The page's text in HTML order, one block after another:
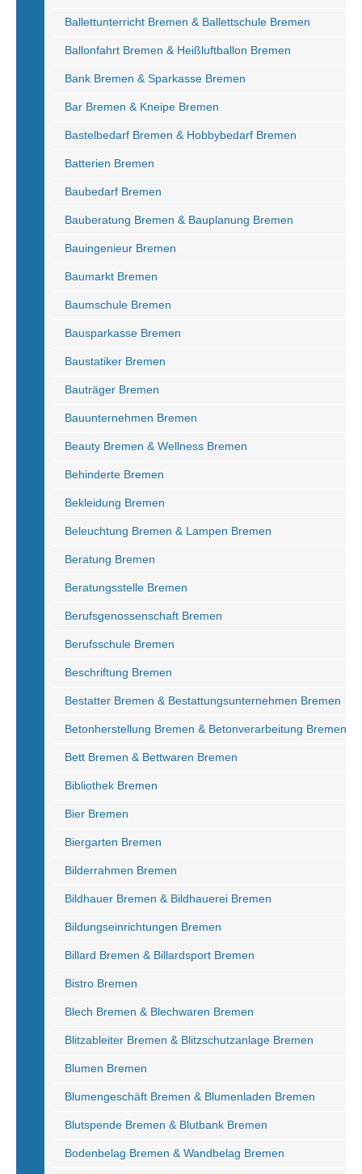
Ballettunterricht Bremen & Ballettschule Bremen
Ballonfahrt Bremen & Heißluftballon Bremen
Bank Bremen & Sparkasse Bremen
Bar Bremen & Kneipe Bremen
Bastelbedarf Bremen & Hobbybedarf Bremen
Batterien Bremen
Baubedarf Bremen
Bauberatung Bremen & Bauplanung Bremen
Bauingenieur Bremen
Baumarkt Bremen
Baumschule Bremen
Bausparkasse Bremen
Baustatiker Bremen
Bauträger Bremen
Bauunternehmen Bremen
Beauty Bremen & Wellness Bremen
Behinderte Bremen
Bekleidung Bremen
Beleuchtung Bremen & Lampen Bremen
Beratung Bremen
Beratungsstelle Bremen
Berufsgenossenschaft Bremen
Berufsschule Bremen
Beschriftung Bremen
Bestatter Bremen & Bestattungsunternehmen Bremen
Betonherstellung Bremen & Betonverarbeitung Bremen
Bett Bremen & Bettwaren Bremen
Bibliothek Bremen
Bier Bremen
Biergarten Bremen
Bilderrahmen Bremen
Bildhauer Bremen & Bildhauerei Bremen
Bildungseinrichtungen Bremen
Billard Bremen & Billardsport Bremen
Bistro Bremen
Blech Bremen & Blechwaren Bremen
Blitzableiter Bremen & Blitzschutzanlage Bremen
Blumen Bremen
Blumengeschäft Bremen & Blumenladen Bremen
Blutspende Bremen & Blutbank Bremen
Bodenbelag Bremen & Wandbelag Bremen